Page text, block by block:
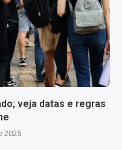
veja datas e regras
2025